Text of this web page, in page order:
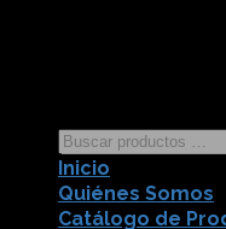
Inicio
Quiénes Somos
Catálogo de